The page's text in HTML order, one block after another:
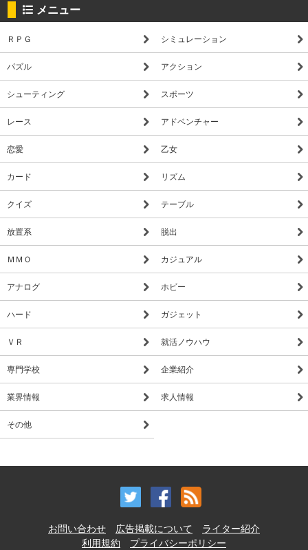
メニュー
ＲＰＧ シミュレーション
パズル アクション
シューティング スポーツ
レース アドベンチャー
恋愛 乙女
カード リズム
クイズ テーブル
放置系 脱出
ＭＭＯ カジュアル
アナログ ホビー
ハード ガジェット
ＶＲ 就活ノウハウ
専門学校 企業紹介
業界情報 求人情報
その他
お問い合わせ 広告掲載について
ライター紹介
利用規約
プライバシーポリシー